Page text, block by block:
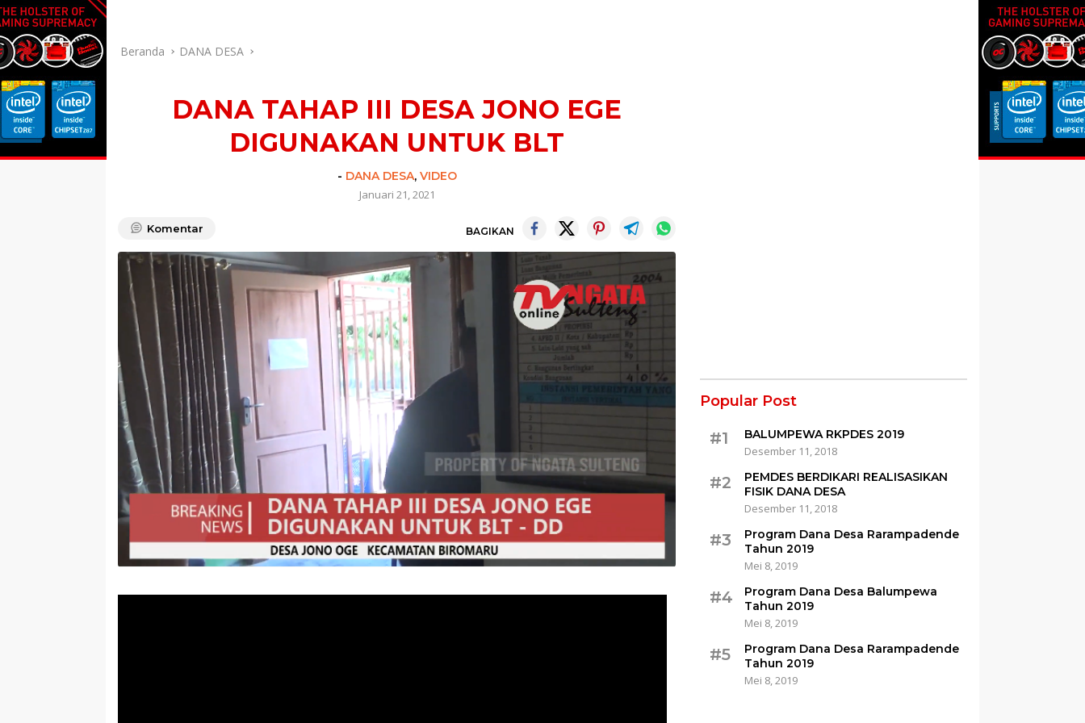
Beranda DANA DESA
DANA TAHAP III DESA JONO EGE
DIGUNAKAN UNTUK BLT
- DANA DESA, VIDEO
Januari 21, 2021
Komentar BAGIKAN
Popular Post
#1
BALUMPEWA RKPDES 2019
Desember 11, 2018
#2
PEMDES BERDIKARI REALISASIKAN
FISIK DANA DESA
Desember 11, 2018
#3
Program Dana Desa Rarampadende
Tahun 2019
Mei 8, 2019
#4
Program Dana Desa Balumpewa
Tahun 2019
Mei 8, 2019
#5
Program Dana Desa Rarampadende
Tahun 2019
Mei 8, 2019